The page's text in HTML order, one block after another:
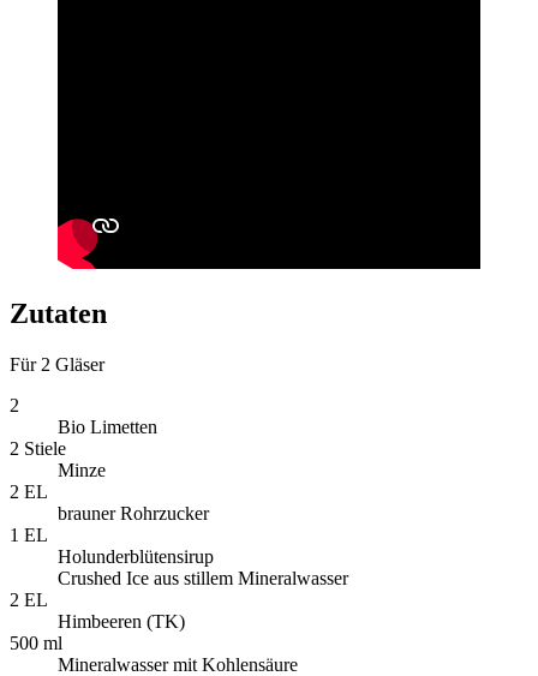
Zutaten
Für 2 Gläser
2
Bio Limetten
2 Stiele
Minze
2 EL
brauner Rohrzucker
1 EL
Holunderblütensirup
Crushed Ice aus stillem Mineralwasser
2 EL
Himbeeren (TK)
500 ml
Mineralwasser mit Kohlensäure